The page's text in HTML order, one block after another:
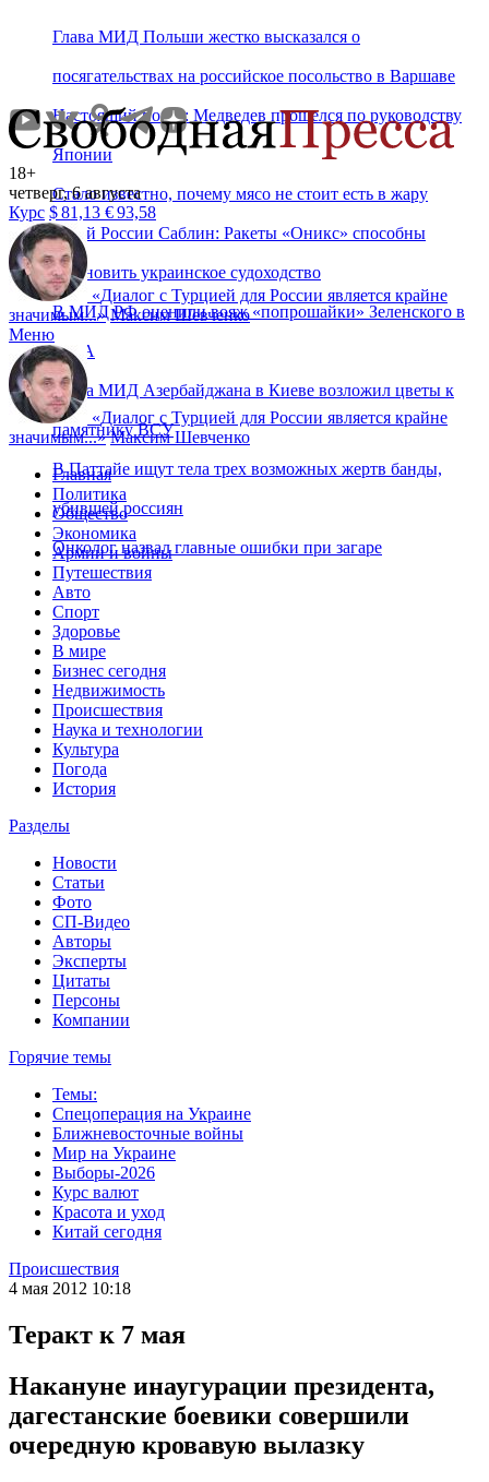
Глава МИД Польши жестко высказался о
посягательствах на российское посольство в Варшаве
Настоящий позор: Медведев прошелся по руководству
Японии
Стало известно, почему мясо не стоит есть в жару
Герой России Саблин: Ракеты «Оникс» способны
остановить украинское судоходство
В МИД РФ оценили вояж «попрошайки» Зеленского в
США
Глава МИД Азербайджана в Киеве возложил цветы к
памятнику ВСУ
В Паттайе ищут тела трех возможных жертв банды,
убившей россиян
Онколог назвал главные ошибки при загаре
18+
четверг, 6 августа
Курс $81,13 €93,58
«Диалог с Турцией для России является крайне
значимым...» Максим Шевченко
Меню
«Диалог с Турцией для России является крайне
значимым...» Максим Шевченко
Главная
Политика
Общество
Экономика
Армии и войны
Путешествия
Авто
Спорт
Здоровье
В мире
Бизнес сегодня
Недвижимость
Происшествия
Наука и технологии
Культура
Погода
История
Разделы
Новости
Статьи
Фото
СП-Видео
Авторы
Эксперты
Цитаты
Персоны
Компании
Горячие темы
Темы:
Спецоперация на Украине
Ближневосточные войны
Мир на Украине
Выборы-2026
Курс валют
Красота и уход
Китай сегодня
Происшествия
4 мая 2012 10:18
Теракт к 7 мая
Накануне инаугурации президента,
дагестанские боевики совершили
очередную кровавую вылазку